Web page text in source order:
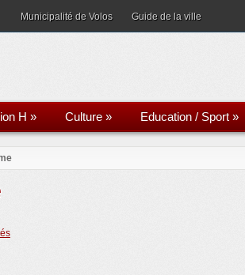
Municipalité de Volos Guide de la ville
H » Culture » Education / Sport »